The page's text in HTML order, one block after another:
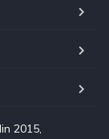
2015,